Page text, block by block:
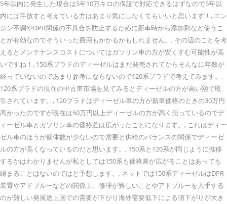
5年以内に発生した場合は5年10万キロの保証で対応できるはずなので5年以
内には手放すと考えている方はあまり気にしなくてもいいと思います！, エン
ジン不調やDPR関係の不具合を防止するために新車時から添加剤など使うこ
とが有効なのでそういった費用もかかるかもしれません。, その辺のことを考
えるとメンテナンスコストについてはガソリン車の方が安くすむ可能性が高
いですね！, 150系プラドのディーゼルはまだ発売されてからそんなに年数が
経っていないのであまり参考にならないので120系プラドで考えてみます。,
120系プラドの現在の中古車市場を見てみるとディーゼルの方が高い額で取
引されています。, 120プラドはディーゼル車の方が新車価格のときの30万円
高かったのですが現在は50万円以上ディーゼルの方が高く売っているのでデ
ィーゼル車とガソリン車の価格差は広がったことになります。, これはディー
ゼル車のほうが個体数が少ないので需要と供給のバランスの関係でディーゼ
ルの方が高くなっているのだと思います。, 150系と120系が同じように推移
するかはわかりませんが私としては150系も価格差が広がることはあっても
縮まることはないのではと予想します。, ネットでは150系ディーゼルはDPR
装置やアドブルーなどの関係上、修理が難しいことやアドブルーを入手する
のが難しい発展途上国での需要が下がり海外需要低下による値下がりが大き